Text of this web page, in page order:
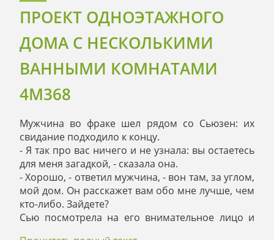
ПРОЕКТ ОДНОЭТАЖНОГО
ДОМА С НЕСКОЛЬКИМИ
ВАННЫМИ КОМНАТАМИ
4M368
Мужчина во фраке шел рядом со Сьюзен: их
свидание подходило к концу.
- Я так про вас ничего и не узнала: вы остаетесь
для меня загадкой, - сказала она.
- Хорошо, - ответил мужчина, - вон там, за углом,
мой дом. Он расскажет вам обо мне лучше, чем
кто-либо. Зайдете?
Сью посмотрела на его внимательное лицо и